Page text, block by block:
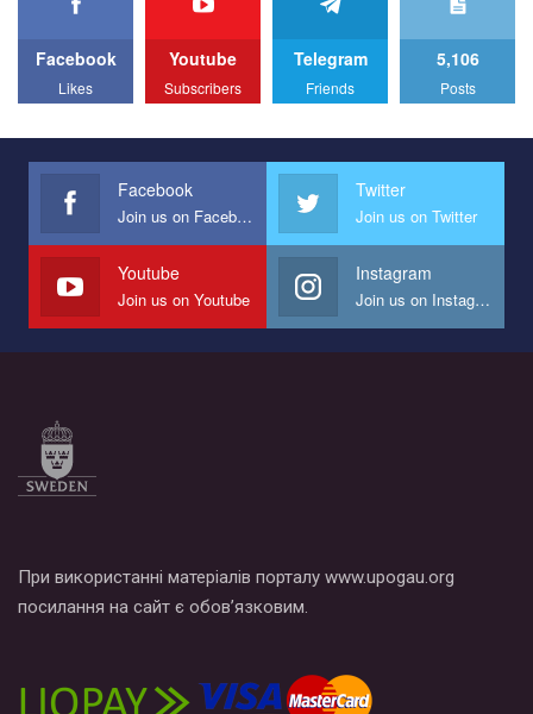
All you have to do is to press "Like" below the video.
Эмоционально сильный ролик от команды "Гей-альянс
представляющий программу развития организации.
Мы просим вас поддержать нас и помочь нам реализовать
наш план по борьбе с насилием и дискриминацией на почве
СОГИ в Украине.
Все, что вам нужно сделать - это зайти на наш канал YouTube
Facebook
Likes
Youtube
Subscribers
Telegram
Friends
5,106
Posts
Facebook
Join us on Facebook
Twitter
Join us on Twitter
Youtube
Join us on Youtube
Instagram
Join us on Instagram
При використанні матеріалів порталу www.upogau.org
посилання на сайт є обов’язковим.